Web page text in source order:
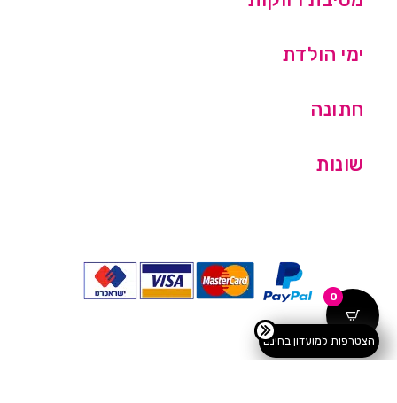
ימי הולדת
חתונה
שונות
0
הצטרפות למועדון בחינם